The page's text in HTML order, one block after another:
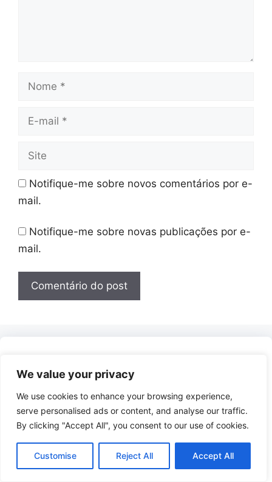
We value your privacy
We use cookies to enhance your browsing experience,
serve personalised ads or content, and analyse our traffic.
By clicking "Accept All", you consent to our use of cookies.
Customise Reject All Accept All
Nome
Site
Notifique-me sobre novos comentários por e-
mail.
Notifique-me sobre novas publicações por e-
mail.